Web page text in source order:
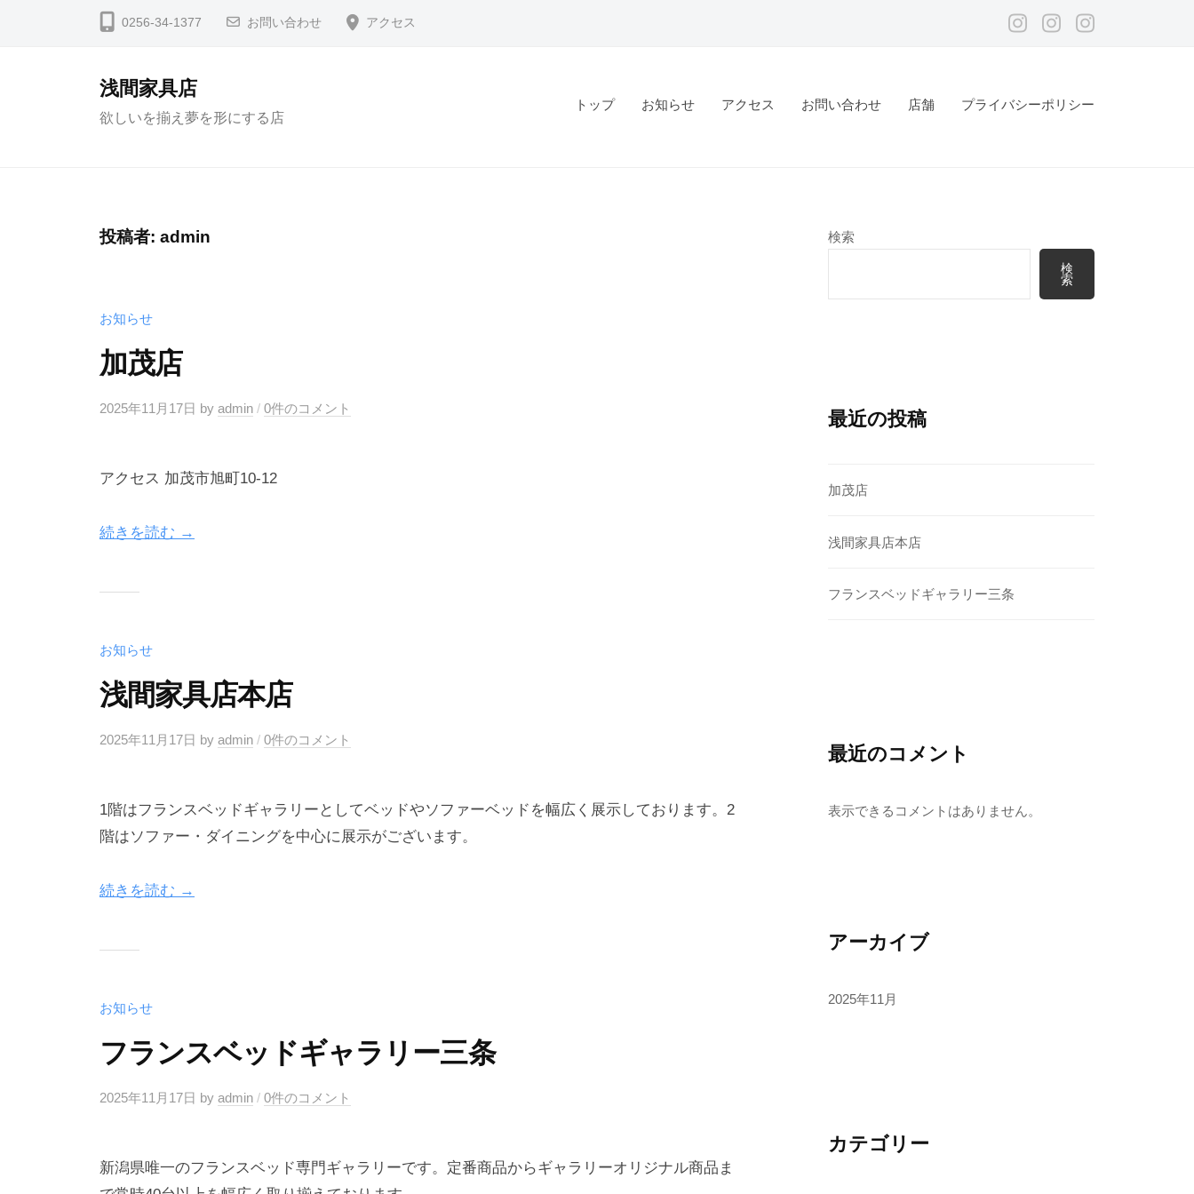
0256-34-1377 お問い合わせ アクセス
メ
ー
メ
ー
メ
浅間家具店
欲しいを揃え夢を形にする店
トップ お知らせ アクセス お問い合わせ 店舗 プライバシーポリシー
投稿者: admin
お知らせ
加茂店
2025年11月17日 by admin / 0件のコメント
アクセス 加茂市旭町10-12
続きを読む →
お知らせ
浅間家具店本店
2025年11月17日 by admin / 0件のコメント
1階はフランスベッドギャラリーとしてベッドやソファーベッドを幅広く展示しております。2
階はソファー・ダイニングを中心に展示がございます。
続きを読む →
お知らせ
フランスベッドギャラリー三条
2025年11月17日 by admin / 0件のコメント
新潟県唯一のフランスベッド専門ギャラリーです。定番商品からギャラリーオリジナル商品ま
検索
検
索
最近の投稿
加茂店
浅間家具店本店
フランスベッドギャラリー三条
最近のコメント
表示できるコメントはありません。
アーカイブ
2025年11月
カテゴリー